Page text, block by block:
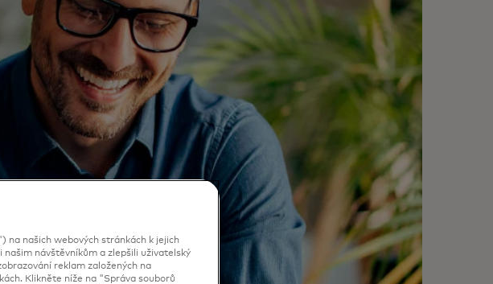
na našich webových stránkách k jejich
návštěvníkům a zlepšili uživatelský
reklam založených na
Klikněte níže na "Správa souborů